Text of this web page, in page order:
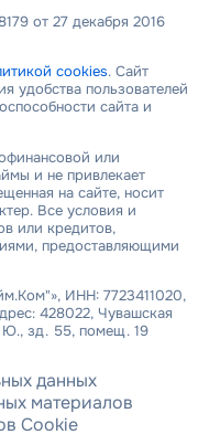
от 27 декабря 2016
cookies. Сайт
удобства пользователей
сайта и
или
и не привлекает
на сайте, носит
Все условия и
или кредитов,
предоставляющими
ИНН: 7723411020,
428022, Чувашская
Ю., зд. 55, помещ. 19
данных
материалов
Cookie